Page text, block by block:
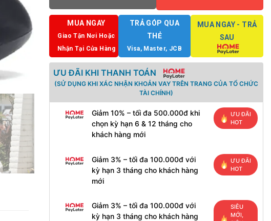
MUA NGAY
Giao Tận Nơi Hoặc
Nhận Tại Cửa Hàng
TRẢ GÓP QUA
THẺ
Visa, Master, JCB
MUA NGAY - TRẢ
SAU
ƯU ĐÃI KHI THANH TOÁN
(SỬ DỤNG KHI XÁC NHẬN KHOẢN VAY TRÊN TRANG CỦA TỔ CHỨC
TÀI CHÍNH)
Giảm 10% – tối đa 500.000đ khi
chọn kỳ hạn 6 & 12 tháng cho
khách hàng mới
ƯU ĐÃI
HOT
Giảm 3% – tối đa 100.000đ với
kỳ hạn 3 tháng cho khách hàng
mới
ƯU ĐÃI
HOT
Giảm 3% – tối đa 100.000đ với
kỳ hạn 3 tháng cho khách hàng
SIÊU
MỚI,